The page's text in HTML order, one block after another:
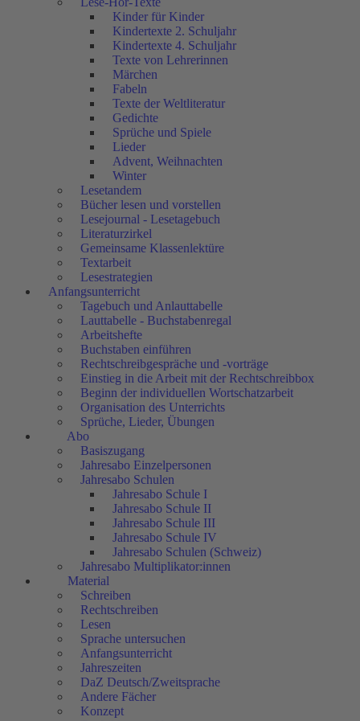
Kinder für Kinder
Kindertexte 2. Schuljahr
Kindertexte 4. Schuljahr
Texte von Lehrerinnen
Märchen
Fabeln
Texte der Weltliteratur
Gedichte
Sprüche und Spiele
Lieder
Advent, Weihnachten
Winter
Lesetandem
Bücher lesen und vorstellen
Lesejournal - Lesetagebuch
Literaturzirkel
Gemeinsame Klassenlektüre
Textarbeit
Lesestrategien
Anfangsunterricht
Tagebuch und Anlauttabelle
Lauttabelle - Buchstabenregal
Arbeitshefte
Buchstaben einführen
Rechtschreibgespräche und -vorträge
Einstieg in die Arbeit mit der Rechtschreibbox
Beginn der individuellen Wortschatzarbeit
Organisation des Unterrichts
Sprüche, Lieder, Übungen
Abo
Basiszugang
Jahresabo Einzelpersonen
Jahresabo Schulen
Jahresabo Schule I
Jahresabo Schule II
Jahresabo Schule III
Jahresabo Schule IV
Jahresabo Schulen (Schweiz)
Jahresabo Multiplikator:innen
Material
Schreiben
Rechtschreiben
Lesen
Sprache untersuchen
Anfangsunterricht
Jahreszeiten
DaZ Deutsch/Zweitsprache
Andere Fächer
Konzept